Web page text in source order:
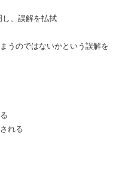
、誤解を払拭
うのではないかという誤解を
れる